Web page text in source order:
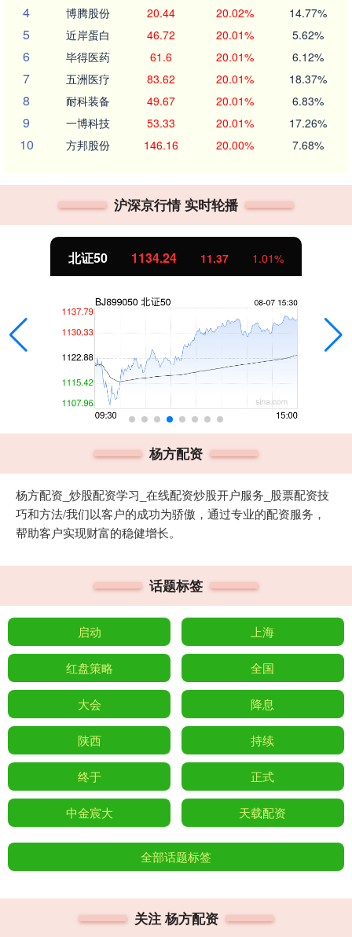
4 博腾股份 20.44 20.02% 14.77%
5 近岸蛋白 46.72 20.01% 5.62%
6 毕得医药 61.6 20.01% 6.12%
7 五洲医疗 83.62 20.01% 18.37%
8 耐科装备 49.67 20.01% 6.83%
9 一博科技 53.33 20.01% 17.26%
10 方邦股份 146.16 20.00% 7.68%
沪深京行情 实时轮播
北证50 1134.24 11.37 1.01%
杨方配资
杨方配资_炒股配资学习_在线配资炒股开户服务_股票配资技
巧和方法/我们以客户的成功为骄傲，通过专业的配资服务，
帮助客户实现财富的稳健增长。
话题标签
启动 上海
红盘策略 全国
大会 降息
陕西 持续
终于 正式
中金宸大 天载配资
全部话题标签
关注 杨方配资